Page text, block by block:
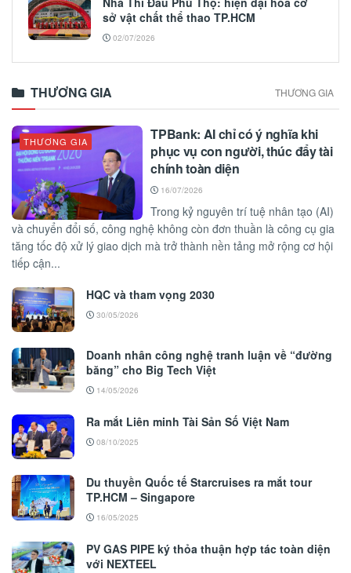
sở vật chất thể thao TP.HCM
02/07/2026
THƯƠNG GIA THƯƠNG GIA
THƯƠNG GIA
TPBank: AI chỉ có ý nghĩa khi
phục vụ con người, thúc đẩy tài
chính toàn diện
16/07/2026
Trong kỷ nguyên trí tuệ nhân tạo (AI)
và chuyển đổi số, công nghệ không còn đơn thuần là công cụ gia
tăng tốc độ xử lý giao dịch mà trở thành nền tảng mở rộng cơ hội
tiếp cận...
HQC và tham vọng 2030
30/05/2026
Doanh nhân công nghệ tranh luận về “đường
băng” cho Big Tech Việt
14/05/2026
Ra mắt Liên minh Tài Sản Số Việt Nam
08/10/2025
Du thuyền Quốc tế Starcruises ra mắt tour
TP.HCM – Singapore
16/05/2025
PV GAS PIPE ký thỏa thuận hợp tác toàn diện
với NEXTEEL